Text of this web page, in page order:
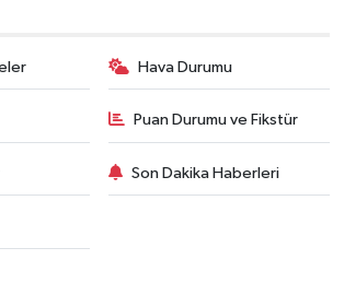
Hava Durumu
Puan Durumu ve Fikstür
Son Dakika Haberleri